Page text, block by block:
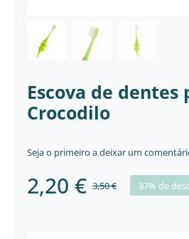
Escova de dentes
Crocodilo
Seja o primeiro a deixar um
3,50€O
2,20 €
O
37% de